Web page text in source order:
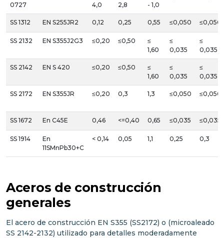
0727
4,0
2,8
- 1,0
SS 1312 EN S255JR2 0,12 0,25 0,55 ≤0,050 ≤0,050
SS 2132 EN S355J2G3 ≤0,20 ≤0,50
≤
1,60
≤
0,035
≤
0,035
SS 2142 EN S 420 ≤0,20 ≤0,50
≤
1,60
≤
0,035
≤
0,035
SS 2172 EN S355JR ≤0,20 0,3 1,3 ≤0,050 ≤0,050
SS 1672 En C45E 0,46 <=0,40 0,65 ≤0,035 ≤0,035
SS 1914
En
11SMnPb30+C
< 0,14 0,05 1,1 0,25 0,3
Aceros de construcción
generales
El acero de construcción EN S355 (SS2172) o (microaleado
SS 2142-2132) utilizado para detalles moderadamente